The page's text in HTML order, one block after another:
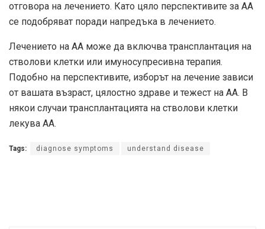
отговора на лечението. Като цяло перспективите за АА
се подобряват поради напредъка в лечението.
Лечението на АА може да включва трансплантация на
стволови клетки или имуносупресивна терапия.
Подобно на перспективите, изборът на лечение зависи
от вашата възраст, цялостно здраве и тежест на АА. В
някои случаи трансплантацията на стволови клетки
лекува АА.
Tags: diagnose symptoms understand disease